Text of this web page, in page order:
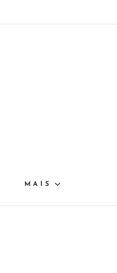
MAIS